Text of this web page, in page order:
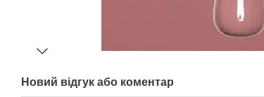
Новий відгук або коментар